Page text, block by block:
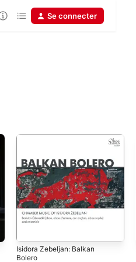
Se connecter
Isidora Zebeljan: Balkan
Bolero